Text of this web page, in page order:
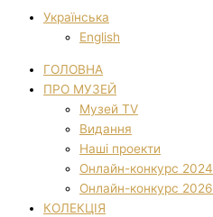
Українська
English
ГОЛОВНА
ПРО МУЗЕЙ
Музей TV
Видання
Наші проекти
Онлайн-конкурс 2024
Онлайн-конкурс 2026
КОЛЕКЦІЯ